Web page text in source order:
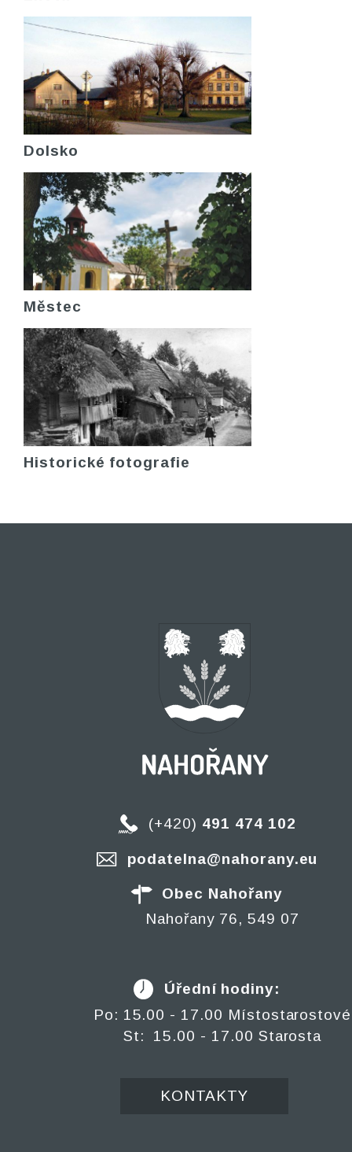
Dolsko
Městec
Historické fotografie
(+420) 491 474 102
podatelna@nahorany.eu
Obec Nahořany
Nahořany 76, 549 07
Úřední hodiny:
Po: 15.00 - 17.00 Místostarostové
St: 15.00 - 17.00 Starosta
KONTAKTY